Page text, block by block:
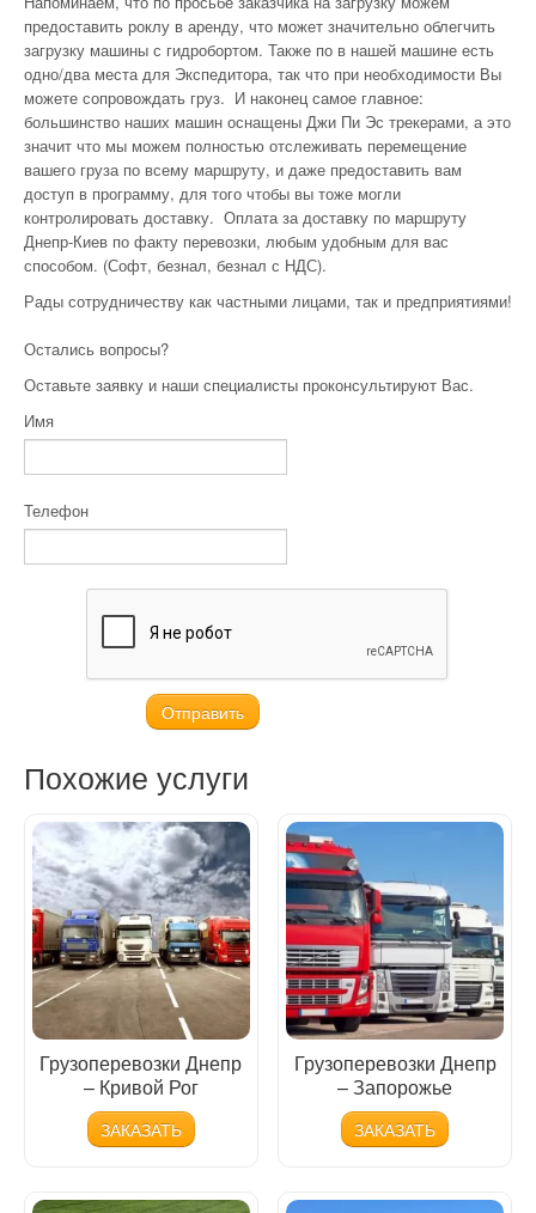
предоставить роклу в аренду, что может значительно облегчить
загрузку машины с гидробортом. Также по в нашей машине есть
одно/два места для Экспедитора, так что при необходимости Вы
можете сопровождать груз. И наконец самое главное:
большинство наших машин оснащены Джи Пи Эс трекерами, а это
значит что мы можем полностью отслеживать перемещение
вашего груза по всему маршруту, и даже предоставить вам
доступ в программу, для того чтобы вы тоже могли
контролировать доставку. Оплата за доставку по маршруту
Днепр-Киев по факту перевозки, любым удобным для вас
способом. (Софт, безнал, безнал с НДС).
Рады сотрудничеству как частными лицами, так и предприятиями!
Остались вопросы?
Оставьте заявку и наши специалисты проконсультируют Вас.
Имя
Телефон
Похожие услуги
Грузоперевозки Днепр
– Кривой Рог
ЗАКАЗАТЬ
Грузоперевозки Днепр
– Запорожье
ЗАКАЗАТЬ